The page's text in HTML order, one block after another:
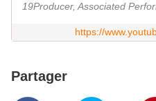
19Producer, Associated
https://
Partager